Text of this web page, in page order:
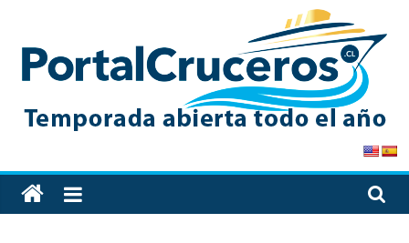
content
PortalCruceros
Toda
la